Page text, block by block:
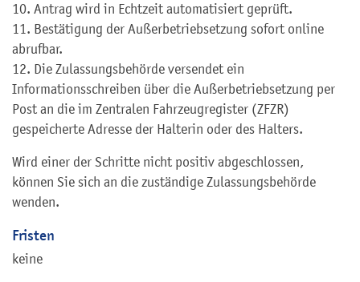
10. Antrag wird in Echtzeit automatisiert geprüft.
11. Bestätigung der Außerbetriebsetzung sofort online
abrufbar.
12. Die Zulassungsbehörde versendet ein
Informationsschreiben über die Außerbetriebsetzung per
Post an die im Zentralen Fahrzeugregister (ZFZR)
gespeicherte Adresse der Halterin oder des Halters.
Wird einer der Schritte nicht positiv abgeschlossen,
können Sie sich an die zuständige Zulassungsbehörde
wenden.
Fristen
keine